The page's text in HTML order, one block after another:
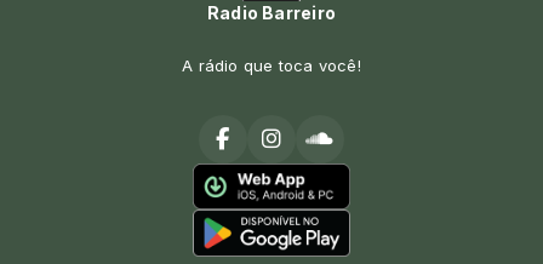
Radio Barreiro
A rádio que toca você!